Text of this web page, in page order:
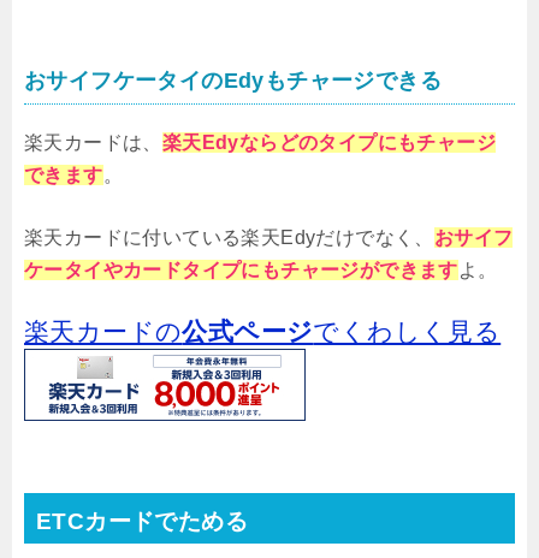
おサイフケータイのEdyもチャージできる
楽天カードは、 楽天Edyならどのタイプにもチャージ
できます。
楽天カードに付いている楽天Edyだけでなく、 おサイフ
ケータイやカードタイプにもチャージができますよ。
楽天カードの公式ページでくわしく見る
ETCカードでためる